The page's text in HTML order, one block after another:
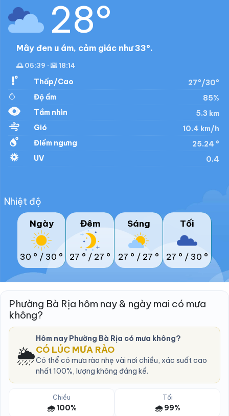
28°
Mây đen u ám, cảm giác như 33°.
🌅 05:39 · 🌇 18:14
Thấp/Cao
27°/30°
Độ ẩm
85%
Tầm nhìn
5.3 km
Gió
10.4 km/h
Điểm ngưng
25.24 °
UV
0.4
Nhiệt độ
Ngày
30 ° / 30 °
Đêm
27 ° / 27 °
Sáng
27 ° / 27 °
Tối
27 ° / 30 °
Phường Bà Rịa hôm nay & ngày mai có mưa
không?
🌦️
Hôm nay Phường Bà Rịa có mưa không?
CÓ LÚC MƯA RÀO
Có thể có mưa rào nhẹ vài nơi chiều, xác suất cao
nhất 100%, lượng không đáng kể.
Chiều
🌧️ 100%
Tối
🌧️ 99%